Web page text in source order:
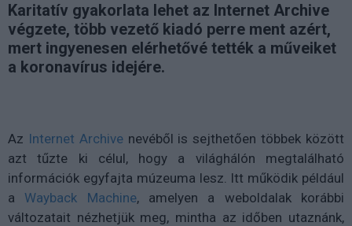
Karitatív gyakorlata lehet az Internet Archive
végzete, több vezető kiadó perre ment azért,
mert ingyenesen elérhetővé tették a műveiket
a koronavírus idejére.
Az Internet Archivenevéből is sejthetően többek között
azt tűzte ki célul, hogy a világhálón megtalálható
információk egyfajta múzeuma lesz. Itt működik például
a Wayback Machine, amelyen a weboldalak korábbi
változatait nézhetjük meg, mintha az időben utaznánk,